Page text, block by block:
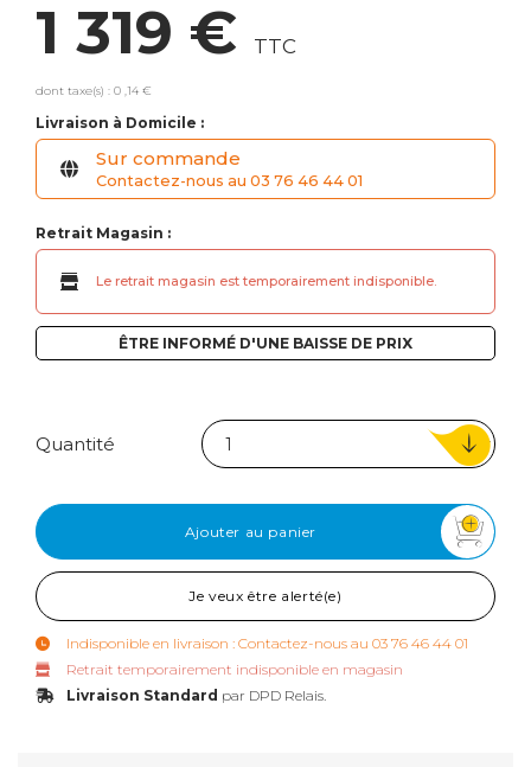
1 319 € TTC
dont taxe(s) : 0 ,14 €
Livraison à Domicile :
Sur commande
Contactez-nous au 03 76 46 44 01
Retrait Magasin :
Le retrait magasin est temporairement indisponible.
ÊTRE INFORMÉ D'UNE BAISSE DE PRIX
Quantité
Ajouter au panier
Je veux être alerté(e)
Indisponible en livraison : Contactez-nous au 03 76 46 44 01
Retrait temporairement indisponible en magasin
Livraison Standard par DPD Relais.